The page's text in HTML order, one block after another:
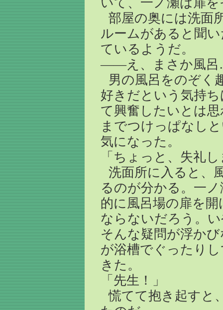
部屋の奥には洗面
ルームがあると聞
ているようだ。
――え、まさか風
男の風呂をのぞく
好きだという気持
て興奮したいとは
までつけっぱなし
気になった。
「ちょっと、失礼
洗面所に入ると、
るのが分かる。一
的に風呂場の扉を
ならないだろう。
そんな疑問が浮か
が浴槽でぐったり
きた。
「先生！」
慌てて抱き起すと